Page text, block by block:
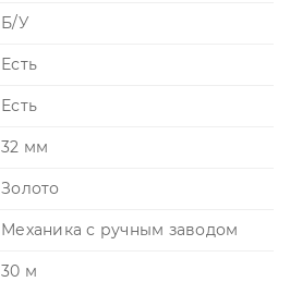
Б/У
Есть
Есть
32 мм
Золото
Механика с ручным заводом
30 м